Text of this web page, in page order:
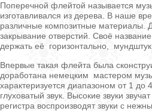
Поперечной флейтой называется
изготавливался из дерева. В наше
различные композитные материалы.
закрывание отверстий. Своё
держать её горизонтально,
Впервые такая флейта была
доработана немецким мастером
характеризуется диапазоном от 1 до
глуховатый звук. Высокие звуки
регистра воспроизводят звуки с